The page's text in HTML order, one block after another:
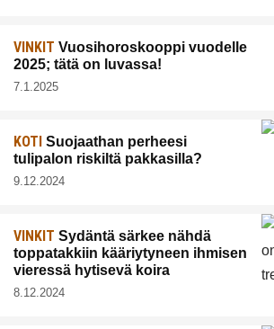
VINKIT Vuosihoroskooppi vuodelle
2025; tätä on luvassa!
7.1.2025
KOTI Suojaathan perheesi
tulipalon riskiltä pakkasilla?
9.12.2024
VINKIT Sydäntä särkee nähdä
toppatakkiin kääriytyneen ihmisen
vieressä hytisevä koira
8.12.2024